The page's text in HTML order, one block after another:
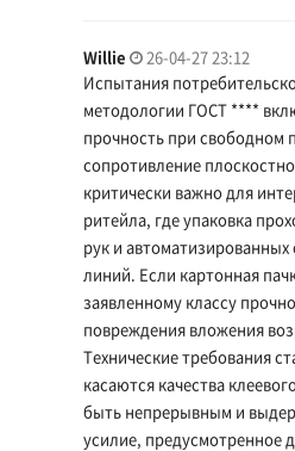
Willie
26-04-27 23:12
Испытания
методологии ГОСТ ****
прочность при свободном
сопротивление
критически важно для
ритейла, где упаковка
рук и
линий. Если картонная
заявленному классу
повреждения вложения
Технические требования
касаются качества
быть непрерывным и
усилие, предусмотренное